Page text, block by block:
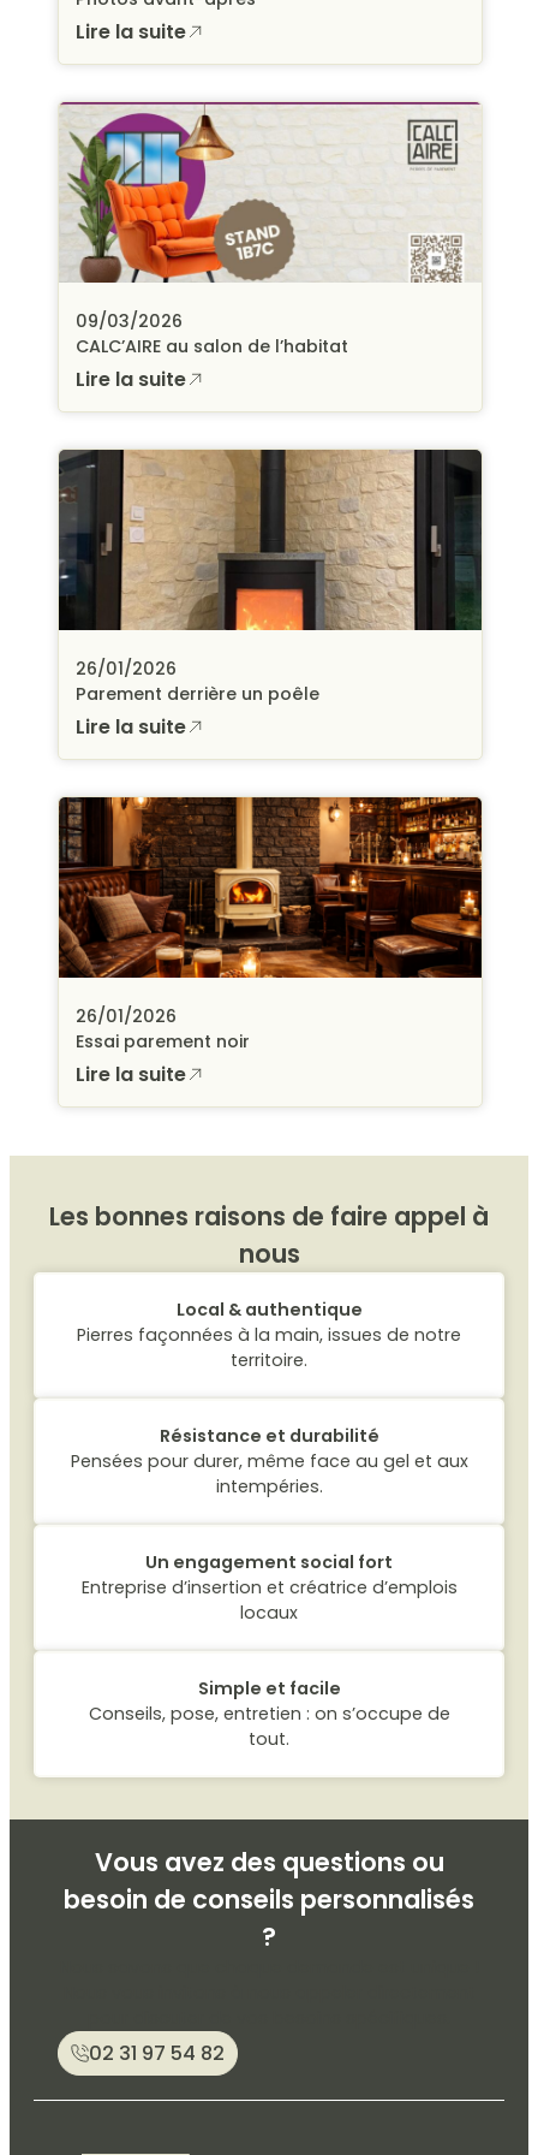
Lire la suite
09/03/2026
CALC’AIRE au salon de l’habitat
Lire la suite
26/01/2026
Parement derrière un poêle
Lire la suite
26/01/2026
Essai parement noir
Lire la suite
Les bonnes raisons de faire appel à
nous
Local & authentique
Pierres façonnées à la main, issues de notre
territoire.
Résistance et durabilité
Pensées pour durer, même face au gel et aux
intempéries.
Un engagement social fort
Entreprise d’insertion et créatrice d’emplois
locaux
Simple et facile
Conseils, pose, entretien : on s’occupe de
tout.
Vous avez des questions ou
besoin de conseils personnalisés
?
02 31 97 54 82